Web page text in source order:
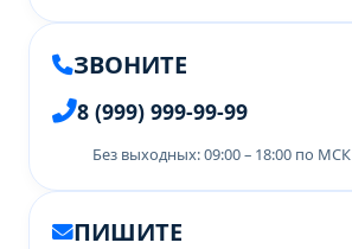
ЗВОНИТЕ
8 (999) 999-99-99
Без выходных: 09:00 – 18:00 по МСК
ПИШИТЕ